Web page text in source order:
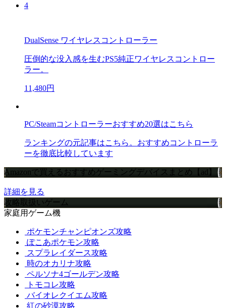
4
DualSense ワイヤレスコントローラー
圧倒的な没入感を生むPS5純正ワイヤレスコントロー
ラー。
11,480円
PC/Steamコントローラーおすすめ20選はこちら
ランキングの元記事はこちら。おすすめコントローラ
ーを徹底比較しています
Amazonで買えるおすすめゲーミングデバイスまとめ【ad】
詳細を見る
攻略取扱いゲーム
家庭用ゲーム機
ポケモンチャンピオンズ攻略
ぽこあポケモン攻略
スプラレイダース攻略
時のオカリナ攻略
ペルソナ4ゴールデン攻略
トモコレ攻略
バイオレクイエム攻略
紅の砂漠攻略